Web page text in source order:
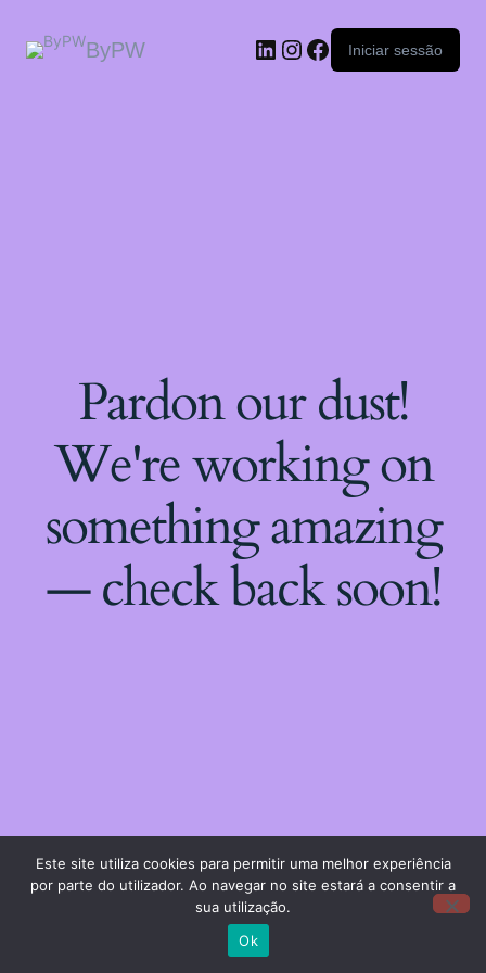
ByPW Iniciar sessão
Pardon our dust!
We're working on
something amazing
— check back soon!
Este site utiliza cookies para permitir uma melhor experiência
por parte do utilizador. Ao navegar no site estará a consentir a
sua utilização.
Ok